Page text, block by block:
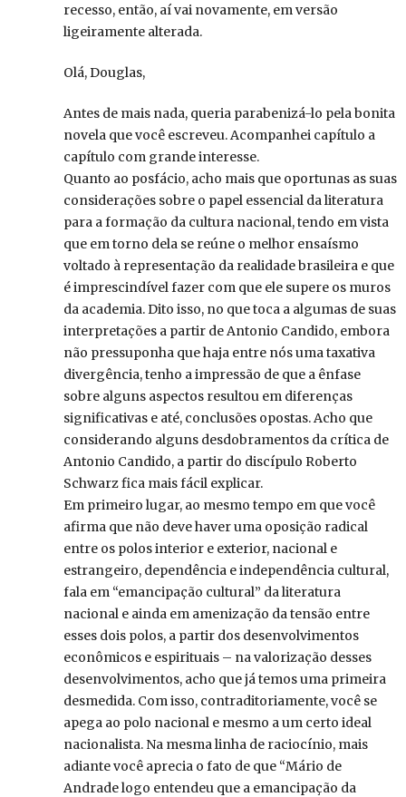
recesso, então, aí vai novamente, em versão
ligeiramente alterada.
Olá, Douglas,
Antes de mais nada, queria parabenizá-lo pela bonita
novela que você escreveu. Acompanhei capítulo a
capítulo com grande interesse.
Quanto ao posfácio, acho mais que oportunas as suas
considerações sobre o papel essencial da literatura
para a formação da cultura nacional, tendo em vista
que em torno dela se reúne o melhor ensaísmo
voltado à representação da realidade brasileira e que
é imprescindível fazer com que ele supere os muros
da academia. Dito isso, no que toca a algumas de suas
interpretações a partir de Antonio Candido, embora
não pressuponha que haja entre nós uma taxativa
divergência, tenho a impressão de que a ênfase
sobre alguns aspectos resultou em diferenças
significativas e até, conclusões opostas. Acho que
considerando alguns desdobramentos da crítica de
Antonio Candido, a partir do discípulo Roberto
Schwarz fica mais fácil explicar.
Em primeiro lugar, ao mesmo tempo em que você
afirma que não deve haver uma oposição radical
entre os polos interior e exterior, nacional e
estrangeiro, dependência e independência cultural,
fala em “emancipação cultural” da literatura
nacional e ainda em amenização da tensão entre
esses dois polos, a partir dos desenvolvimentos
econômicos e espirituais – na valorização desses
desenvolvimentos, acho que já temos uma primeira
desmedida. Com isso, contraditoriamente, você se
apega ao polo nacional e mesmo a um certo ideal
nacionalista. Na mesma linha de raciocínio, mais
adiante você aprecia o fato de que “Mário de
Andrade logo entendeu que a emancipação da